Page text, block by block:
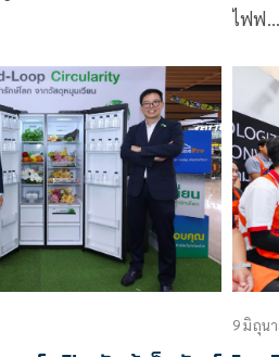
100
ไฟฟ…
9 มิถุน